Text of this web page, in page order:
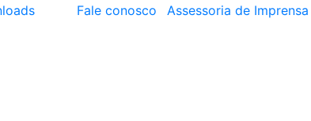
Fale conosco
Assessoria de Imprensa